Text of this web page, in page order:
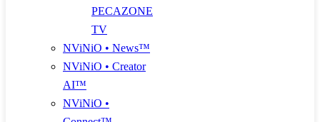
PECAZONE
TV
NViNiO • News™
NViNiO • Creator
AI™
NViNiO •